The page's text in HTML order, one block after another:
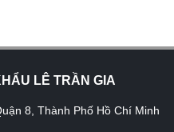
LÊ TRẦN GIA
8, Thành Phố Hồ Chí Minh